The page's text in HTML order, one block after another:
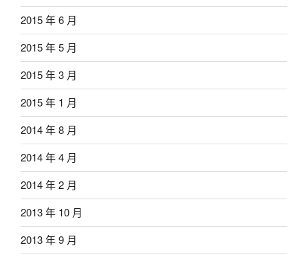
2015 年 6 月
2015 年 5 月
2015 年 3 月
2015 年 1 月
2014 年 8 月
2014 年 4 月
2014 年 2 月
2013 年 10 月
2013 年 9 月